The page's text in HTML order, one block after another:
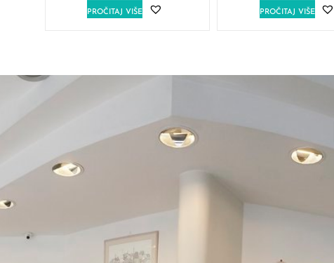
PROČITAJ VIŠE PROČITAJ VIŠE